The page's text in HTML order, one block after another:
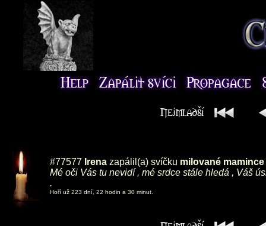
#77577 Irena zapálil(a) svíčku milované
Mé oči Vás tu nevidí , mé srdce stále hledá , Váš
.
Hoří už 223 dní, 22 hodin a 30 minut.